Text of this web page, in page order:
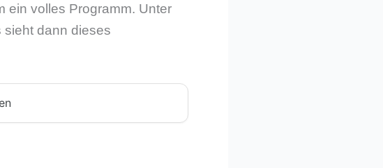
ein volles Programm. Unter
sieht dann dieses